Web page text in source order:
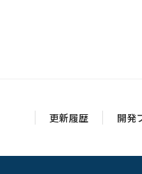
更新履歴 開発